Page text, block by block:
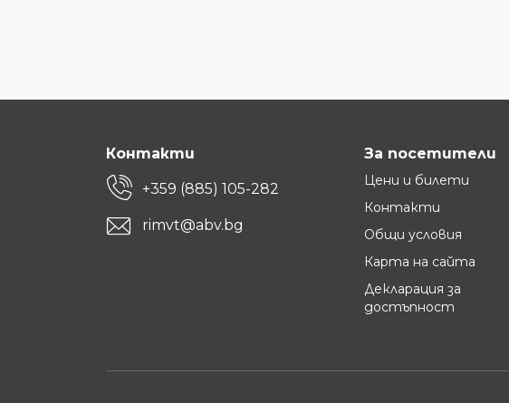
Контакти
+359 (885) 105-282
rimvt@abv.bg
За посетители
Цени и билети
Контакти
Общи условия
Карта на сайта
Декларация за
достъпност